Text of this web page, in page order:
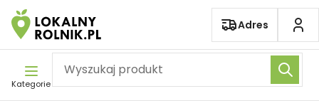
Pomiń nawigację
Adres
Kategorie